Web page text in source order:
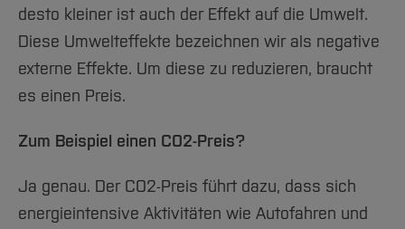
desto kleiner ist auch der Effekt auf die Umwelt.
Diese Umwelteffekte bezeichnen wir als negative
externe Effekte. Um diese zu reduzieren, braucht
es einen Preis.
Zum Beispiel einen CO2-Preis?
Ja genau. Der CO2-Preis führt dazu, dass sich
energieintensive Aktivitäten wie Autofahren und